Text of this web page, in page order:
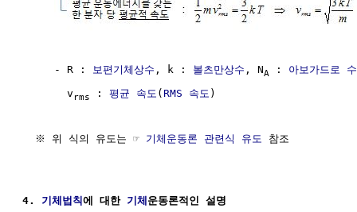
     - R :
보편기체상수 , k : 볼츠만상수 , NA : 아보가드로 수
       v
rms : 평균 속도 ( RMS 속도 )
  ※ 위 식의 유도는 ☞
기체운동론 관련식 유도 참조
4. 기체법칙에 대한 기체운동론적인 설명